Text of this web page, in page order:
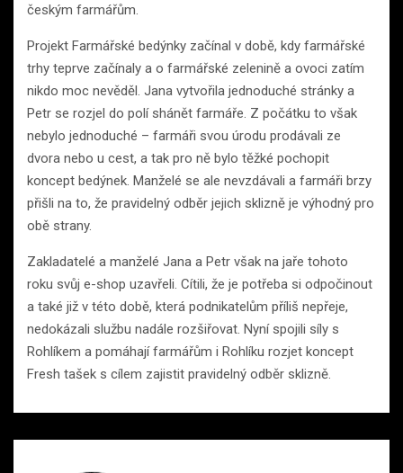
českým farmářům.
Projekt Farmářské bedýnky začínal v době, kdy farmářské
trhy teprve začínaly a o farmářské zelenině a ovoci zatím
nikdo moc nevěděl. Jana vytvořila jednoduché stránky a
Petr se rozjel do polí shánět farmáře. Z počátku to však
nebylo jednoduché – farmáři svou úrodu prodávali ze
dvora nebo u cest, a tak pro ně bylo těžké pochopit
koncept bedýnek. Manželé se ale nevzdávali a farmáři brzy
přišli na to, že pravidelný odběr jejich sklizně je výhodný pro
obě strany.
Zakladatelé a manželé Jana a Petr však na jaře tohoto
roku svůj e-shop uzavřeli. Cítili, že je potřeba si odpočinout
a také již v této době, která podnikatelům příliš nepřeje,
nedokázali službu nadále rozšiřovat. Nyní spojili síly s
Rohlíkem a pomáhají farmářům i Rohlíku rozjet koncept
Fresh tašek s cílem zajistit pravidelný odběr sklizně.